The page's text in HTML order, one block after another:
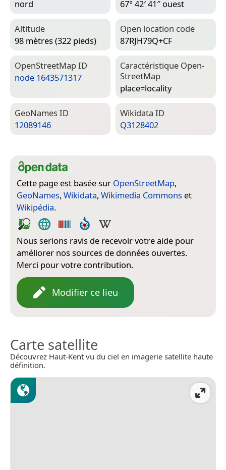
nord
67° 42′ 41″ ouest
Altitude
98 mètres (322 pieds)
Open location code
87RJH79Q+CF
Open­Street­Map ID
node 1643571317
Caractéristique Open­
Street­Map
place=­locality
Geo­Names ID
12089146
Wiki­data ID
Q3128402
Cette page est basée sur OpenStreetMap,
GeoNames, Wikidata, Wikimedia Commons et
Wikipédia.
Nous serions ravis de recevoir votre aide pour
améliorer nos sources de données ouvertes.
Merci pour votre contribution.
Modifier ce lieu
Carte satellite
Découvrez Haut-Kent vu du ciel en imagerie satellite haute
définition.